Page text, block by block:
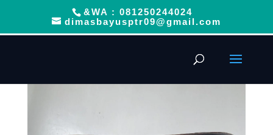
&WA : 081250244024
dimasbayusptr09@gmail.com